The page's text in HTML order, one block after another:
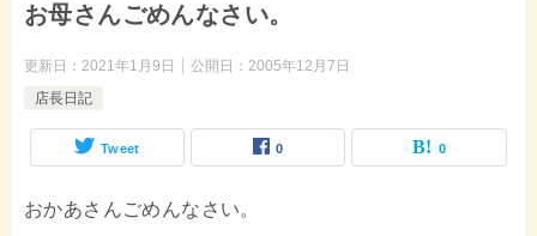
お母さんごめんなさい。
更新日： 2021年1月9日 公開日： 2005年12月7日
店長日記
Tweet 0 0
おかあさんごめんなさい。